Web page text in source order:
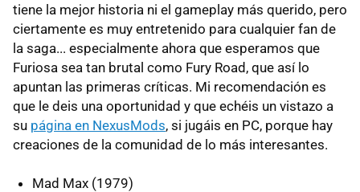
tiene la mejor historia ni el gameplay más querido, pero
ciertamente es muy entretenido para cualquier fan de
la saga... especialmente ahora que esperamos que
Furiosa sea tan brutal como Fury Road, que así lo
apuntan las primeras críticas. Mi recomendación es
que le deis una oportunidad y que echéis un vistazo a
su página en NexusMods, si jugáis en PC, porque hay
creaciones de la comunidad de lo más interesantes.
Mad Max (1979)